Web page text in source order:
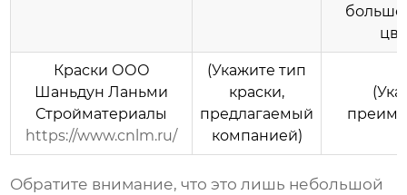
Краски ООО
Шаньдун Ланьми
Стройматериалы
https://www.cnlm.ru/
(Укажите тип
краски,
предлагаемый
компанией)
Обратите внимание, что это лишь небольшой